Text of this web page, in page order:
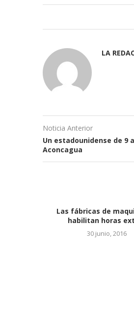
LA
Noticia Anterior
Un estadounidense de 9
Aconcagua
Ya es oficial el
24 junio,